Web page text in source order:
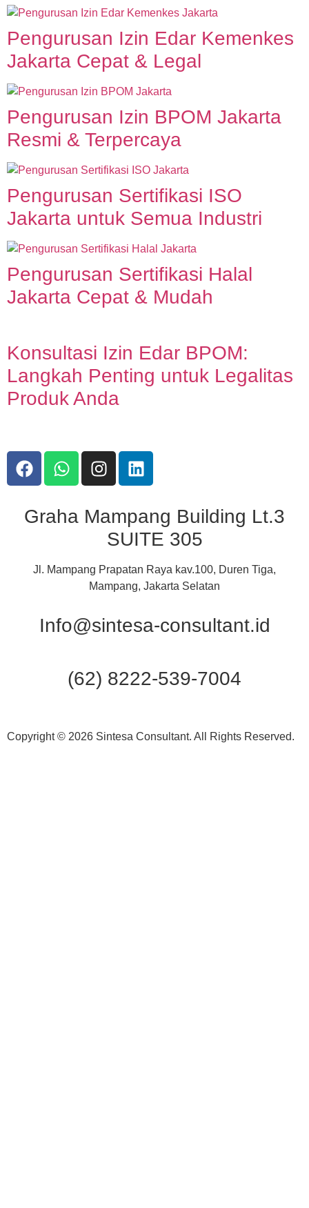
Pengurusan Izin Edar Kemenkes
Jakarta Cepat & Legal
Pengurusan Izin BPOM Jakarta
Resmi & Terpercaya
Pengurusan Sertifikasi ISO
Jakarta untuk Semua Industri
Pengurusan Sertifikasi Halal
Jakarta Cepat & Mudah
Konsultasi Izin Edar BPOM:
Langkah Penting untuk Legalitas
Produk Anda
Graha Mampang Building Lt.3
SUITE 305
Jl. Mampang Prapatan Raya kav.100, Duren Tiga,
Mampang, Jakarta Selatan
Info@sintesa-consultant.id
(62) 8222-539-7004
Copyright © 2026 Sintesa Consultant. All Rights Reserved.